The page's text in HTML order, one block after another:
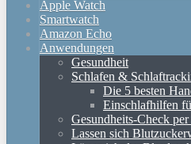
Apple Watch
Smartwatch
Amazon Echo
Anwendungen
Gesundheit
Schlafen &
Die 5 besten
Einschlafhilfen
Gesundheits-Check
Lassen sich